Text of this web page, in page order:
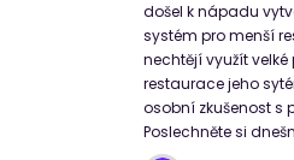
došel k nápadu
systém pro menší
nechtějí využít velké
restaurace jeho
osobní zkušenost s
Poslechněte si